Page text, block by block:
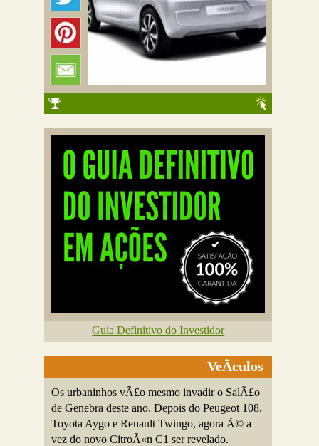
Guia Definitivo do Investidor
VeÃ­culos
Os urbaninhos vÃ£o mesmo invadir o SalÃ£o
de Genebra deste ano. Depois do Peugeot 108,
Toyota Aygo e Renault Twingo, agora Ã© a
vez do novo CitroÃ«n C1 ser revelado.